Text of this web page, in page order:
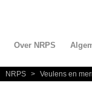
Over NRPS
NRPS > Veulens en